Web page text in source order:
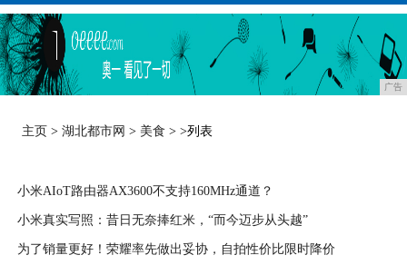
广告
主页 >湖北都市网 > 美食 > >列表
小米AIoT路由器AX3600不支持160MHz通道？
2020-04-10
小米真实写照：昔日无奈捧红米，“而今迈步从头越”
2020-04-10
为了销量更好！荣耀率先做出妥协，自拍性价比限时降价